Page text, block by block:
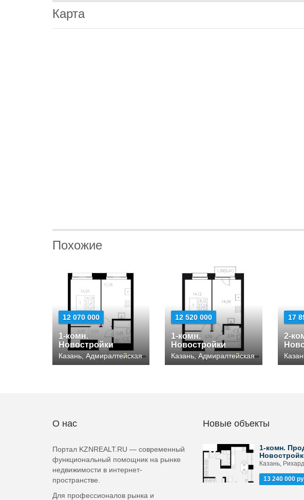
Карта
Похожие
12 070 000
1-комн.
Новостройки
Казань, Адмиралтейская
12 520 000
1-комн.
Новостройки
Казань, Адмиралтейская
17
2-
О нас
Портал KZNREALT.RU — современный
функциональный помощник на рынке
недвижимости в интернет-
пространстве.
Для профессионалов рынка и
Новые объекты
1-комн.
Казань,
13 240 000